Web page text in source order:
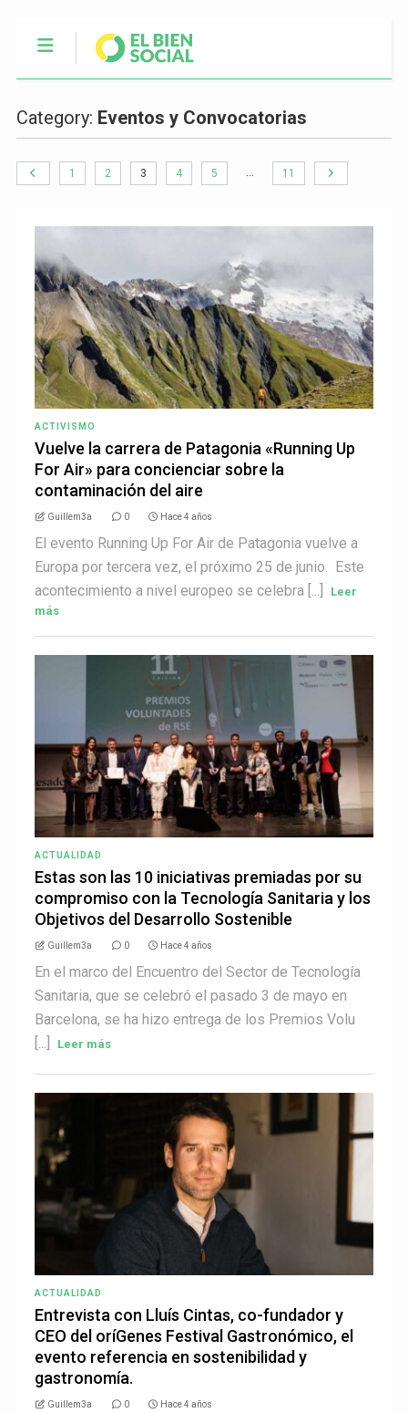
Category: Eventos y Convocatorias
1 2 3 4 5 … 11
ACTIVISMO
Vuelve la carrera de Patagonia «Running Up
For Air» para concienciar sobre la
contaminación del aire
Guillem3a 0 Hace 4 años
El evento Running Up For Air de Patagonia vuelve a
Europa por tercera vez, el próximo 25 de junio. Este
acontecimiento a nivel europeo se celebra [...]
Leer
más
ACTUALIDAD
Estas son las 10 iniciativas premiadas por su
compromiso con la Tecnología Sanitaria y los
Objetivos del Desarrollo Sostenible
Guillem3a 0 Hace 4 años
En el marco del Encuentro del Sector de Tecnología
Sanitaria, que se celebró el pasado 3 de mayo en
Barcelona, se ha hizo entrega de los Premios Volu
[...]
Leer más
ACTUALIDAD
Entrevista con Lluís Cintas, co-fundador y
CEO del oríGenes Festival Gastronómico, el
evento referencia en sostenibilidad y
gastronomía.
Guillem3a 0 Hace 4 años